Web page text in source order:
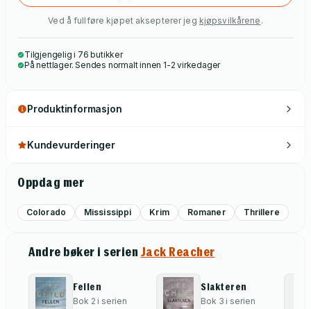
Ved å fullføre kjøpet aksepterer jeg kjøpsvilkårene .
Tilgjengelig i 76 butikker
På nettlager. Sendes normalt innen 1-2 virkedager
Produktinformasjon
Kundevurderinger
Oppdag mer
Colorado Mississippi Krim Romaner Thrillere
Andre bøker i serien Jack Reacher
Fellen
Bok 2 i serien
Slakteren
Bok 3 i serien